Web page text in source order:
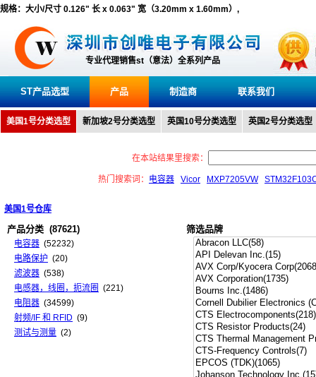
规格：大小/尺寸 0.126" 长 x 0.063" 宽（3.20mm x 1.60mm）,
专业代理销售st（意法）全系列产品
ST产品选型 产品 制造商 联系我们
美国1号分类选型 新加坡2号分类选型 英国10号分类选型 英国2号分类选型
在本站结果里搜索：
热门搜索词： 电容器 Vicor MXP7205VW
美国1号仓库
产品分类 (87621)
电容器 (52232)
电路保护 (20)
滤波器 (538)
电感器，线圈，扼流圈 (221)
电阻器 (34599)
射频/IF 和 RFID (9)
测试与测量 (2)
筛选品牌